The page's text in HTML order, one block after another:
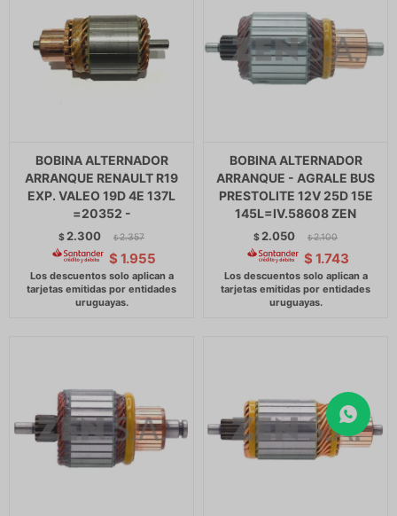
BOBINA ALTERNADOR
ARRANQUE RENAULT R19
EXP. VALEO 19D 4E 137L
=20352 -
$ 2.300 $ 2.357
$ 1.955
BOBINA ALTERNADOR
ARRANQUE - AGRALE BUS
PRESTOLITE 12V 25D 15E
145L=IV.58608 ZEN
$ 2.050 $ 2.100
$ 1.743